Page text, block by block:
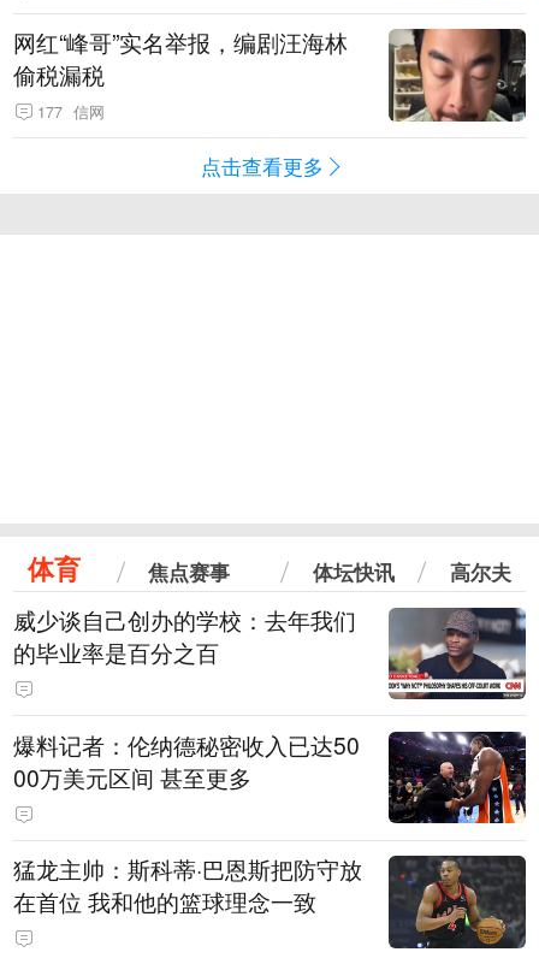
网红“峰哥”实名举报，编剧汪海林
偷税漏税
177 信网
点击查看更多
体育 焦点赛事 体坛快讯 高尔夫
威少谈自己创办的学校：去年我们
的毕业率是百分之百
爆料记者：伦纳德秘密收入已达50
00万美元区间 甚至更多
猛龙主帅：斯科蒂·巴恩斯把防守放
在首位 我和他的篮球理念一致